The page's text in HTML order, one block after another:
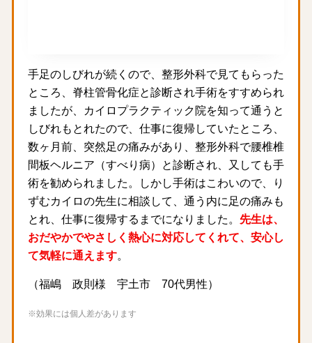
手足のしびれが続くので、整形外科で見てもらった
ところ、脊柱管骨化症と診断され手術をすすめられ
ましたが、カイロプラクティック院を知って通うと
しびれもとれたので、仕事に復帰していたところ、
数ヶ月前、突然足の痛みがあり、整形外科で腰椎椎
間板ヘルニア（すべり病）と診断され、又しても手
術を勧められました。しかし手術はこわいので、り
ずむカイロの先生に相談して、通う内に足の痛みも
とれ、仕事に復帰するまでになりました。 先生は、
おだやかでやさしく熱心に対応してくれて、安心し
て気軽に通えます。
（福嶋 政則様 宇土市 70代男性）
※効果には個人差があります